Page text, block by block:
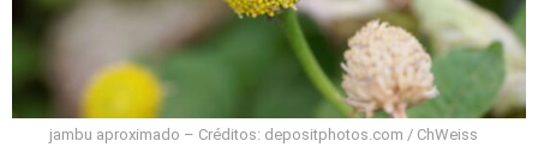
jambu aproximado – Créditos: depositphotos.com / ChWeiss